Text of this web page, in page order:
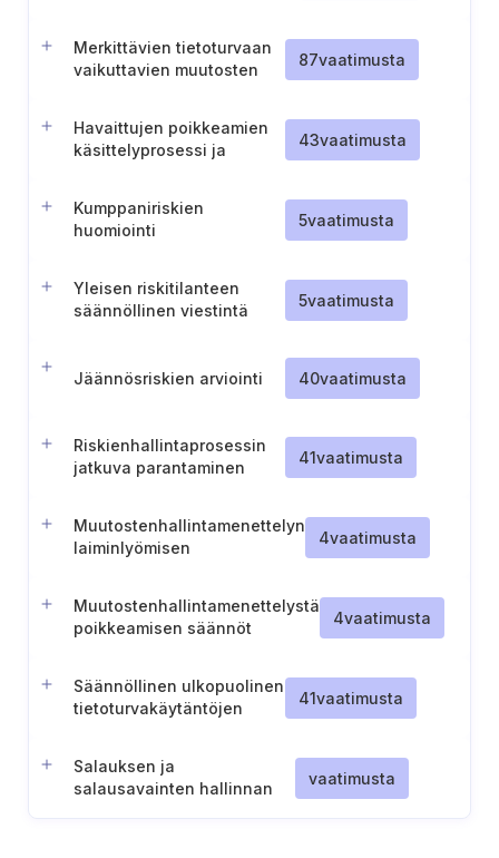
Merkittävien tietoturvaan
vaikuttavien muutosten
87vaatimusta
Havaittujen poikkeamien
käsittelyprosessi ja
43vaatimusta
Kumppaniriskien
huomiointi
5vaatimusta
Yleisen riskitilanteen
säännöllinen viestintä
5vaatimusta
Jäännösriskien arviointi 40vaatimusta
Riskienhallintaprosessin
jatkuva parantaminen
41vaatimusta
Muutostenhallintamenettelyn
laiminlyömisen
4vaatimusta
Muutostenhallintamenettelystä
poikkeamisen säännöt
4vaatimusta
Säännöllinen ulkopuolinen
tietoturvakäytäntöjen
41vaatimusta
Salauksen ja
salausavainten hallinnan
vaatimusta